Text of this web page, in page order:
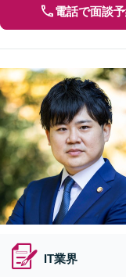
電話で面談
IT業界